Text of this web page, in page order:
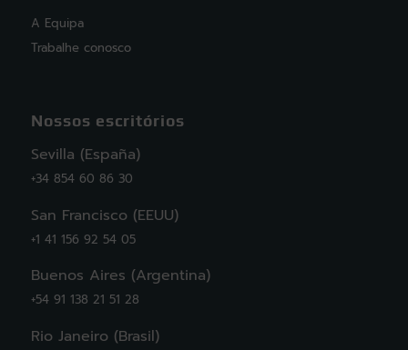
A Equipa
Trabalhe conosco
Nossos escritórios
Sevilla (España)
+34 854 60 86 30
San Francisco (EEUU)
+1 41 156 92 54 05
Buenos Aires (Argentina)
+54 91 138 21 51 28
Rio Janeiro (Brasil)